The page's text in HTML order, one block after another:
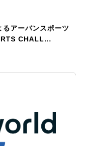
アーバンスポーツ
CHALL…